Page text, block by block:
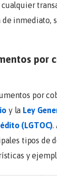
de inmediato,
por
por
y la Ley
(LGTOC).
tipos de
y